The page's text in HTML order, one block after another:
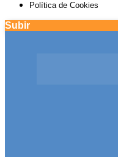
Política de Cookies
Subir